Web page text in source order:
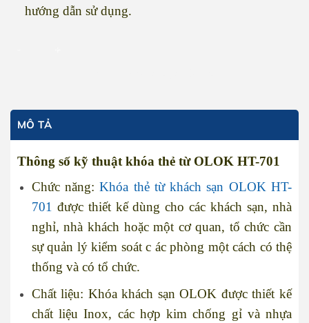
hướng dẫn sử dụng.
MÔ TẢ
Thông số kỹ thuật khóa thẻ từ OLOK HT-701
Chức năng:Khóa thẻ từ khách sạn OLOK HT-
701 được thiết kế dùng cho các khách sạn, nhà
nghỉ, nhà khách hoặc một cơ quan, tổ chức cần
sự quản lý kiểm soát c ác phòng một cách có thệ
thống và có tổ chức.
Chất liệu: Khóa khách sạn OLOK được thiết kế
chất liệu Inox, các hợp kim chống gỉ và nhựa